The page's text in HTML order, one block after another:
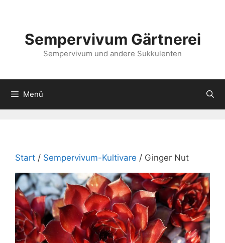
Sempervivum Gärtnerei
Sempervivum und andere Sukkulenten
Menü
Start / Sempervivum-Kultivare / Ginger Nut